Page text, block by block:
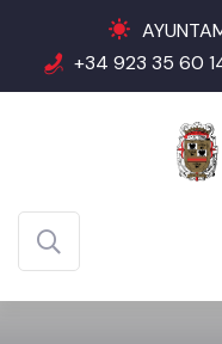
+34 923 35 60